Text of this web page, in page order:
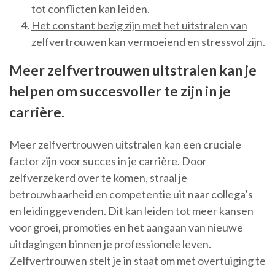
tot conflicten kan leiden.
Het constant bezig zijn met het uitstralen van
zelfvertrouwen kan vermoeiend en stressvol zijn.
Meer zelfvertrouwen uitstralen kan je
helpen om succesvoller te zijn in je
carrière.
Meer zelfvertrouwen uitstralen kan een cruciale
factor zijn voor succes in je carrière. Door
zelfverzekerd over te komen, straal je
betrouwbaarheid en competentie uit naar collega’s
en leidinggevenden. Dit kan leiden tot meer kansen
voor groei, promoties en het aangaan van nieuwe
uitdagingen binnen je professionele leven.
Zelfvertrouwen stelt je in staat om met overtuiging te